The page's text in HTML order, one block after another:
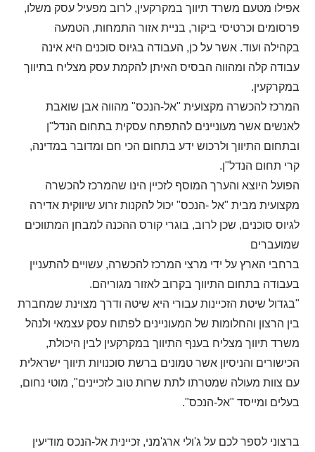
אפילו מטעם משרד תיווך במקרקעין, לרוב מפעיל עסק משלו,
פרסומים וכרטיסי ביקור, בניית אזור התמחות, הטמעה
בקהילה ועוד. אשר על כן, העבודה בגיוס סוכנים היא אינה
עבודה קלה ומהווה הבסיס האיתן להקמת עסק מצליח בתיווך
במקרקעין.
המרכז להכשרה מקצועית "אל-הנכס" מהווה אבן שואבת
לאנשים אשר מעוניינים להתפתח עסקית בתחום הנדל"ן
ובתחום התיווך ולרכוש ידע בתחום הכי חם ומדובר במדינה,
קרי תחום הנדל"ן.
הפועל היוצא והערך המוסף לזכיין הינו שהמרכז להכשרה
מקצועית מבית "אל -הנכס" יכול להקנות זרוע שיווקית אדירה
לגיוס סוכנים, שכן לרוב, בוגרי קורס ההכנה למבחן המתווכים
שמועברים
ברחבי הארץ על ידי מרצי המרכז להכשרה, עשויים להתעניין
בעבודה בתחום התיווך בקרוב לאזור מגוריהם.
"בגדול שיטת הזכיינות עבורי היא שיטה ודרך מצוינת שמחברת
בין הרצון והחלומות של המעוניינים לפתוח עסק עצמאי ולנהל
משרד תיווך מצליח בענף התיווך במקרקעין לבין היכולת,
הכישורים והניסיון אשר טמונים ברשת סוכנויות תיווך ישראלית
עם צוות מעולה שמטרתו לתת שרות טוב לזכיינים", מוטי נחום,
בעלים ומייסד "אל-הנכס".
ברצוני לספר לכם על ג'ולי ארג'מני, זכיינית אל-הנכס מודיעין